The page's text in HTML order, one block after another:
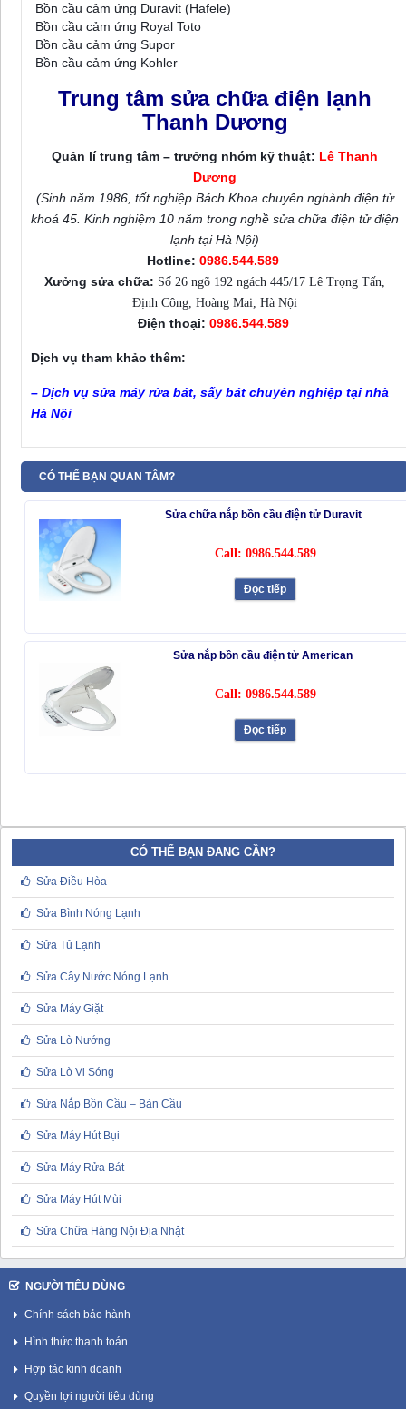
Bồn cầu cảm ứng Duravit (Hafele)
Bồn cầu cảm ứng Royal Toto
Bồn cầu cảm ứng Supor
Bồn cầu cảm ứng Kohler
Trung tâm sửa chữa điện lạnh
Thanh Dương
Quản lí trung tâm – trưởng nhóm kỹ thuật: Lê Thanh
Dương
(Sinh năm 1986, tốt nghiệp Bách Khoa chuyên nghành điện tử
khoá 45. Kinh nghiệm 10 năm trong nghề sửa chữa điện tử điện
lạnh tại Hà Nội)
Hotline: 0986.544.589
Xưởng sửa chữa: Số 26 ngõ 192 ngách 445/17 Lê Trọng Tấn,
Định Công, Hoàng Mai, Hà Nội
Điện thoại: 0986.544.589
Dịch vụ tham khảo thêm:
– Dịch vụ sửa máy rửa bát, sấy bát chuyên nghiệp tại nhà
Hà Nội
CÓ THỂ BẠN QUAN TÂM?
Sửa chữa nắp bồn cầu điện tử Duravit
Call: 0986.544.589
Đọc tiếp
Sửa nắp bồn cầu điện tử American
Call: 0986.544.589
Đọc tiếp
CÓ THỂ BẠN ĐANG CẦN?
Sửa Điều Hòa
Sửa Bình Nóng Lạnh
Sửa Tủ Lạnh
Sửa Cây Nước Nóng Lạnh
Sửa Máy Giặt
Sửa Lò Nướng
Sửa Lò Vi Sóng
Sửa Nắp Bồn Cầu – Bàn Cầu
Sửa Máy Hút Bụi
Sửa Máy Rửa Bát
Sửa Máy Hút Mùi
Sửa Chữa Hàng Nội Địa Nhật
NGƯỜI TIÊU DÙNG
Chính sách bảo hành
Hình thức thanh toán
Hợp tác kinh doanh
Quyền lợi người tiêu dùng